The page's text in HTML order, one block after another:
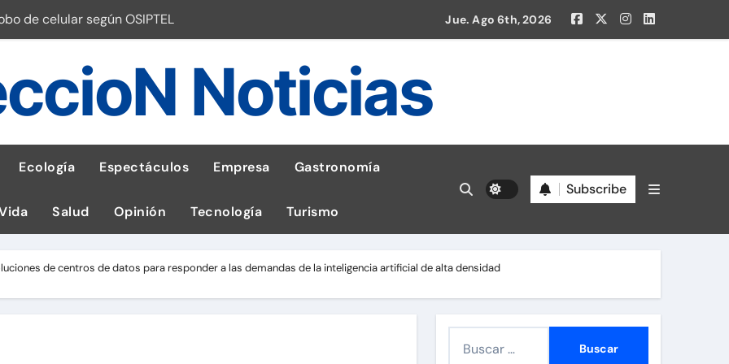
de celular según OSIPTEL
¡Descarga la app de Meridianbet y gana una jugada gratis en la Liga 1!
inspirado en la fuerza de un volcán
1,600 equipos educativos
por ignorar distancias de seguridad
de GEI en sus operaciones
Jue. Ago 6th, 2026
Noticias
Ecología Espectáculos Empresa Gastronomía
Salud Opinión Tecnología Turismo
Subscribe
de centros de datos para responder a las demandas de la inteligencia artificial de alta densidad